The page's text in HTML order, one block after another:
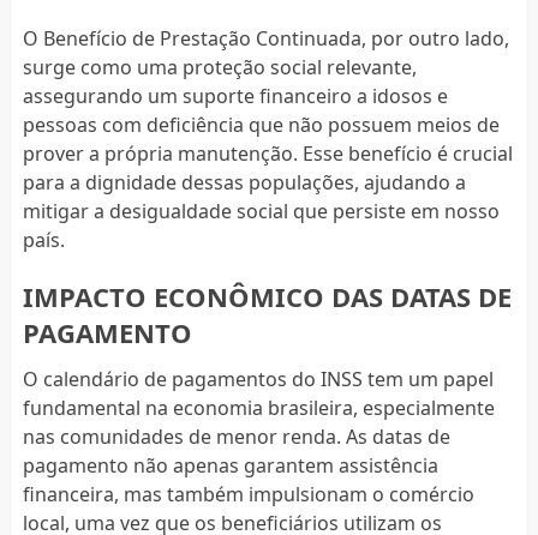
O Benefício de Prestação Continuada, por outro lado,
surge como uma proteção social relevante,
assegurando um suporte financeiro a idosos e
pessoas com deficiência que não possuem meios de
prover a própria manutenção. Esse benefício é crucial
para a dignidade dessas populações, ajudando a
mitigar a desigualdade social que persiste em nosso
país.
IMPACTO ECONÔMICO DAS DATAS DE
PAGAMENTO
O calendário de pagamentos do INSS tem um papel
fundamental na economia brasileira, especialmente
nas comunidades de menor renda. As datas de
pagamento não apenas garantem assistência
financeira, mas também impulsionam o comércio
local, uma vez que os beneficiários utilizam os